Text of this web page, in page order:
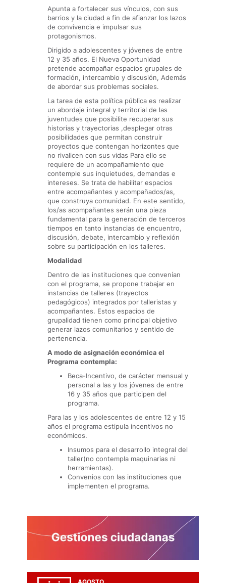
Apunta a fortalecer sus vínculos, con sus
barrios y la ciudad a fin de afianzar los lazos
de convivencia e impulsar sus
protagonismos.
Dirigido a adolescentes y jóvenes de entre
12 y 35 años. El Nueva Oportunidad
pretende acompañar espacios grupales de
formación, intercambio y discusión, Además
de abordar sus problemas sociales.
La tarea de esta política pública es realizar
un abordaje integral y territorial de las
juventudes que posibilite recuperar sus
historias y trayectorias ,desplegar otras
posibilidades que permitan construir
proyectos que contengan horizontes que
no rivalicen con sus vidas Para ello se
requiere de un acompañamiento que
contemple sus inquietudes, demandas e
intereses. Se trata de habilitar espacios
entre acompañantes y acompañados/as,
que construya comunidad. En este sentido,
los/as acompañantes serán una pieza
fundamental para la generación de terceros
tiempos en tanto instancias de encuentro,
discusión, debate, intercambio y reflexión
sobre su participación en los talleres.
Modalidad
Dentro de las instituciones que convenían
con el programa, se propone trabajar en
instancias de talleres (trayectos
pedagógicos) integrados por talleristas y
acompañantes. Estos espacios de
grupalidad tienen como principal objetivo
generar lazos comunitarios y sentido de
pertenencia.
A modo de asignación económica el
Programa contempla:
Beca-Incentivo, de carácter mensual y
personal a las y los jóvenes de entre
16 y 35 años que participen del
programa.
Para las y los adolescentes de entre 12 y 15
años el programa estipula incentivos no
económicos.
Insumos para el desarrollo integral del
taller(no contempla maquinarias ni
herramientas).
Convenios con las instituciones que
implementen el programa.